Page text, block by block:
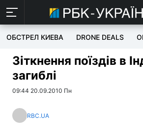
ОБСТРЕЛ КИЕВА DRONE DEALS
Зіткнення поїздів в
загиблі
09:44 20.09.2010 Пн
RBC.UA